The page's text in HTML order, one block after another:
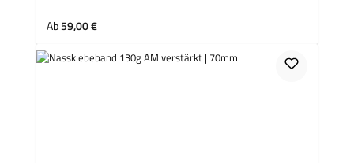
Regulärer Preis:
Ab59,00 €